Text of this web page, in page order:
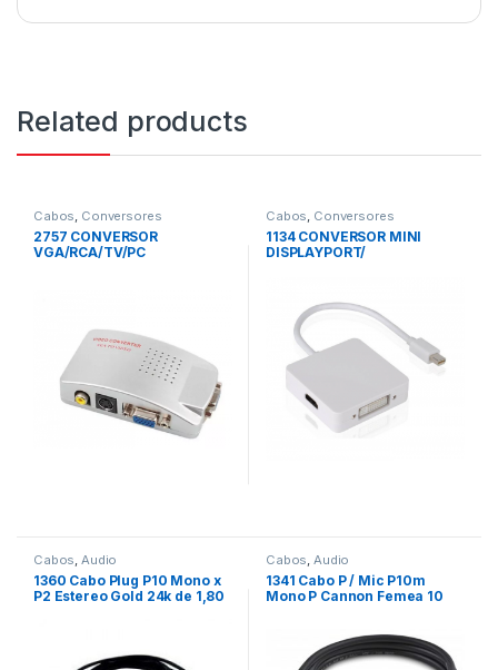
Related products
Cabos, Conversores
2757 CONVERSOR
VGA/RCA/TV/PC
Cabos, Conversores
1134 CONVERSOR MINI
DISPLAYPORT/
Cabos Audio
1360 Cabo Plug P10 Mono x
P2 Estereo Gold 24k de 1,80
Cabos Audio
1341 Cabo P / Mic P10m
Mono P Cannon Femea 10